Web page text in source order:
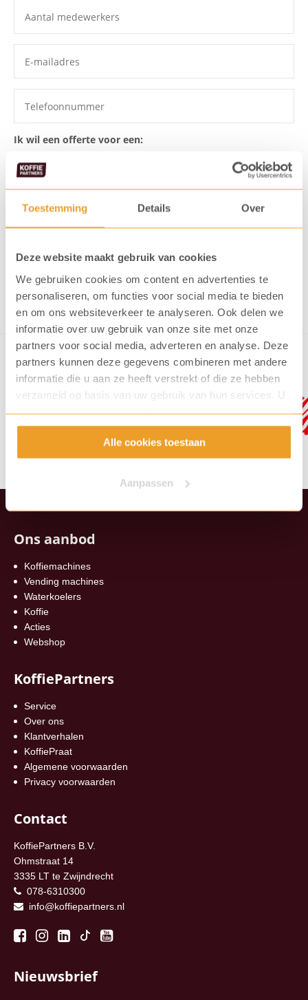
Toestemming Details Over
Deze website maakt gebruik van cookies
We gebruiken cookies om content en advertenties te
personaliseren, om functies voor social media te bieden
en om ons websiteverkeer te analyseren. Ook delen we
informatie over uw gebruik van onze site met onze
partners voor social media, adverteren en analyse. Deze
partners kunnen deze gegevens combineren met andere
informatie die u aan ze heeft verstrekt of die ze hebben
verzameld op basis van uw gebruik van hun services. U
gaat akkoord met onze cookies als u onze website blijft
gebruiken.
Alle cookies toestaan
Aanpassen
Ik wil een offerte voor een:
Ik ga akkoord dat mijn gegevensopgeslagen worden
Ik meld me aan voor de KoffiePartners nieuwsbrief
Verstuur formulier
Ons aanbod
Koffiemachines
Vending machines
Waterkoelers
Koffie
Acties
Webshop
KoffiePartners
Service
Over ons
Klantverhalen
KoffiePraat
Algemene voorwaarden
Privacy voorwaarden
Contact
KoffiePartners B.V.
Ohmstraat 14
3335 LT te Zwijndrecht
078-6310300
info@koffiepartners.nl
Nieuwsbrief